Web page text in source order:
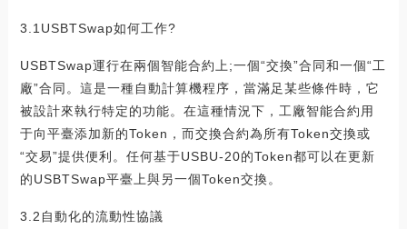
3.1USBTSwap如何工作?
USBTSwap運行在兩個智能合約上;一個“交換”合同和一個“工
廠”合同。這是一種自動計算機程序，當滿足某些條件時，它
被設計來執行特定的功能。在這種情況下，工廠智能合約用
于向平臺添加新的Token，而交換合約為所有Token交換或
“交易”提供便利。任何基于USBU-20的Token都可以在更新
的USBTSwap平臺上與另一個Token交換。
3.2自動化的流動性協議